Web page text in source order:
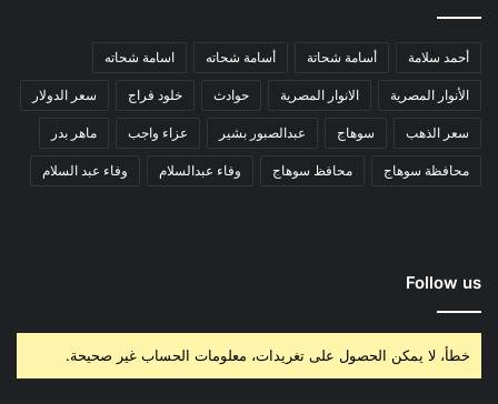
أحمد سلامة أسامة شحاتة أسامة شحاته اسامة شحاته
الأنوار المصرية الانوار المصرية حوادث خلود فراج سعر الدولار
سعر الذهب سوهاج عبدالصبور بشير عزاء واجب ماهر بدر
محافظة سوهاج محافظ سوهاج وفاء عبدالسلام وفاء عبد السلام
Follow us
خطأ، لا يمكن الحصول على تغريدات، معلومات الحساب غير صحيحة.